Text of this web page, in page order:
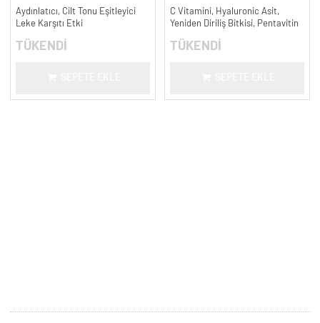
ml.
Aydınlatıcı, Cilt Tonu Eşitleyici
Leke Karşıtı Etki
TÜKENDİ
C Vitamini, Hyaluronic Asit,
Yeniden Diriliş Bitkisi, Pentavitin
TÜKENDİ